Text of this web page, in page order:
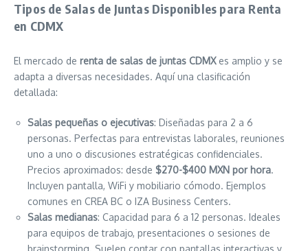
Tipos de Salas de Juntas Disponibles para Renta
en CDMX
El mercado de renta de salas de juntas CDMXes amplio y se
adapta a diversas necesidades. Aquí una clasificación
detallada:
Salas pequeñas o ejecutivas: Diseñadas para 2 a 6
personas. Perfectas para entrevistas laborales, reuniones
uno a uno o discusiones estratégicas confidenciales.
Precios aproximados: desde $270-$400 MXN por hora.
Incluyen pantalla, WiFi y mobiliario cómodo. Ejemplos
comunes en CREA BC o IZA Business Centers.
Salas medianas: Capacidad para 6 a 12 personas. Ideales
para equipos de trabajo, presentaciones o sesiones de
brainstorming. Suelen contar con pantallas interactivas y